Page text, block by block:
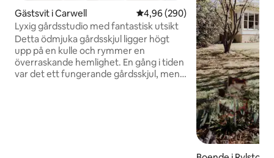
Gästsvit i Carwell 4,96 av 5 i genomsnittligt
4,96 (290)
Lyxig gårdsstudio med fantastisk utsikt
Detta ödmjuka gårdsskjul ligger högt
upp på en kulle och rymmer en
överraskande hemlighet. En gång i tiden
var det ett fungerande gårdsskjul, men